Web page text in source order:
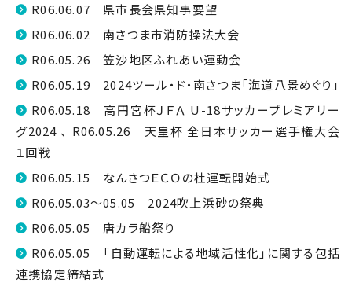
R06.06.07 県市長会県知事要望
R06.06.02 南さつま市消防操法大会
R06.05.26 笠沙地区ふれあい運動会
R06.05.19 2024ツール・ド・南さつま「海道八景めぐり」
R06.05.18 高円宮杯ＪＦＡ U-18サッカープレミアリー
グ2024 、 R06.05.26 天皇杯 全日本サッカー選手権大会
１回戦
R06.05.15 なんさつＥＣＯの杜運転開始式
R06.05.03～05.05 2024吹上浜砂の祭典
R06.05.05 唐カラ船祭り
R06.05.05 「自動運転による地域活性化」に関する包括
連携協定締結式